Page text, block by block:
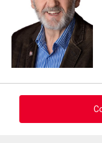
Courriel
Téléphone
(Optionnel)
Message